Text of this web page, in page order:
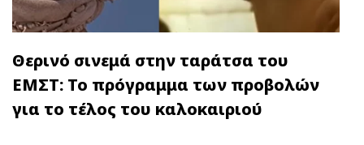
Θερινό σινεμά στην ταράτσα του
ΕΜΣΤ: Το πρόγραμμα των προβολών
για το τέλος του καλοκαιριού